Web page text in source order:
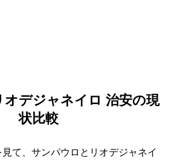
オデジャネイロ 治安の現
状比較
て、サンパウロとリオデジャネイ